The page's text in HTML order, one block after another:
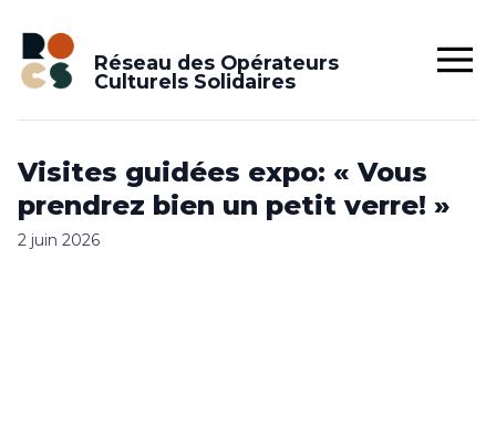
Réseau des Opérateurs
Culturels Solidaires
Visites guidées expo: « Vous
prendrez bien un petit verre! »
2 juin 2026